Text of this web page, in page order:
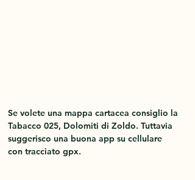
Se volete una mappa cartacea consiglio la
Tabacco 025, Dolomiti di Zoldo. Tuttavia
suggerisco una buona app su cellulare
con tracciato gpx.